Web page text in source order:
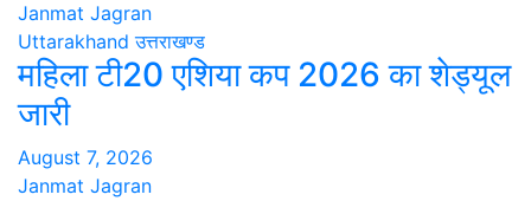
Janmat Jagran
Uttarakhand उत्तराखण्ड
महिला टी20 एशिया कप 2026 का शेड्यूल
जारी
August 7, 2026
Janmat Jagran